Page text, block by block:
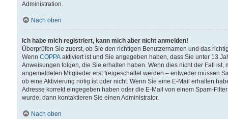
Administration.
Nach oben
Ich habe mich registriert, kann mich aber nicht anmelden!
Überprüfen Sie zuerst, ob Sie den richtigen Benutzernamen und das
Wenn COPPA aktiviert ist und Sie angegeben haben, dass Sie unter 13
Anweisungen folgen, die Sie erhalten haben. Wenn dies nicht der Fall
angemeldeten Mitglieder erst freigeschaltet werden – entweder müssen
ob eine Aktivierung nötig ist oder nicht. Wenn Sie eine E-Mail erhalten
Adresse korrekt eingegeben haben oder die E-Mail von einem Spam-
wurde, dann kontaktieren Sie einen Administrator.
Nach oben